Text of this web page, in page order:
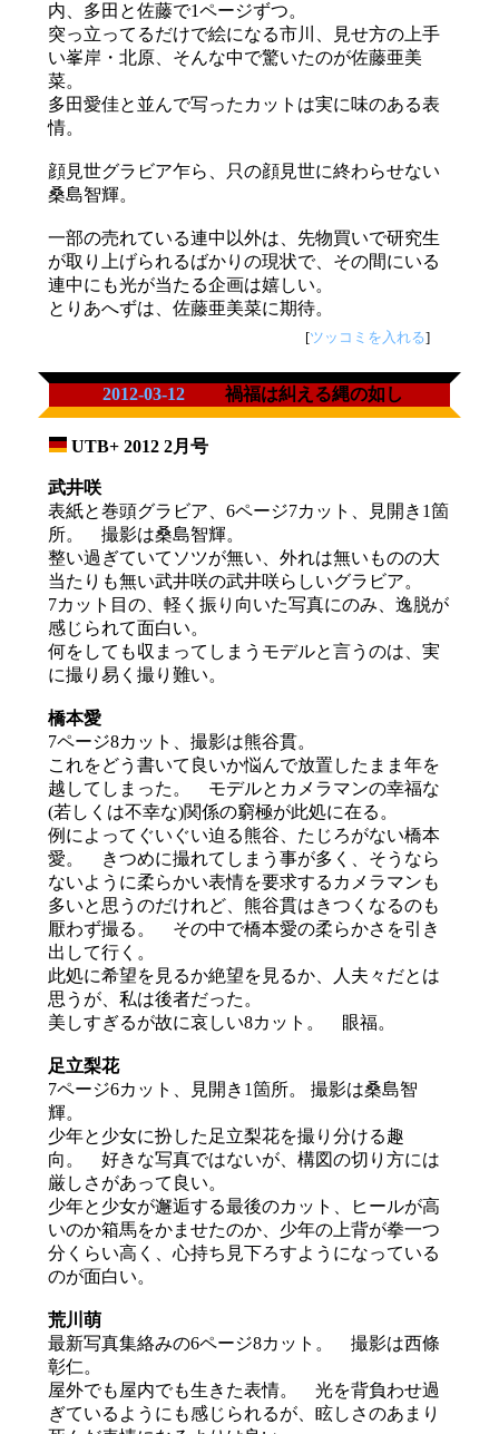
内、多田と佐藤で1ページずつ。
突っ立ってるだけで絵になる市川、見せ方の上手
い峯岸・北原、そんな中で驚いたのが佐藤亜美
菜。
多田愛佳と並んで写ったカットは実に味のある表
情。
顔見世グラビア乍ら、只の顔見世に終わらせない
桑島智輝。
一部の売れている連中以外は、先物買いで研究生
が取り上げられるばかりの現状で、その間にいる
連中にも光が当たる企画は嬉しい。
とりあへずは、佐藤亜美菜に期待。
[ツッコミを入れる]
2012-03-12 禍福は糾える縄の如し
UTB+ 2012 2月号
武井咲
表紙と巻頭グラビア、6ページ7カット、見開き1箇
所。 撮影は桑島智輝。
整い過ぎていてソツが無い、外れは無いものの大
当たりも無い武井咲の武井咲らしいグラビア。
7カット目の、軽く振り向いた写真にのみ、逸脱が
感じられて面白い。
何をしても収まってしまうモデルと言うのは、実
に撮り易く撮り難い。
橋本愛
7ページ8カット、撮影は熊谷貫。
これをどう書いて良いか悩んで放置したまま年を
越してしまった。 モデルとカメラマンの幸福な
(若しくは不幸な)関係の窮極が此処に在る。
例によってぐいぐい迫る熊谷、たじろがない橋本
愛。 きつめに撮れてしまう事が多く、そうなら
ないように柔らかい表情を要求するカメラマンも
多いと思うのだけれど、熊谷貫はきつくなるのも
厭わず撮る。 その中で橋本愛の柔らかさを引き
出して行く。
此処に希望を見るか絶望を見るか、人夫々だとは
思うが、私は後者だった。
美しすぎるが故に哀しい8カット。 眼福。
足立梨花
7ページ6カット、見開き1箇所。 撮影は桑島智
輝。
少年と少女に扮した足立梨花を撮り分ける趣
向。 好きな写真ではないが、構図の切り方には
厳しさがあって良い。
少年と少女が邂逅する最後のカット、ヒールが高
いのか箱馬をかませたのか、少年の上背が拳一つ
分くらい高く、心持ち見下ろすようになっている
のが面白い。
荒川萌
最新写真集絡みの6ページ8カット。 撮影は西條
彰仁。
屋外でも屋内でも生きた表情。 光を背負わせ過
ぎているようにも感じられるが、眩しさのあまり